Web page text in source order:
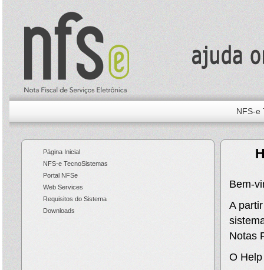
NFS-e
Página Inicial
NFS-e TecnoSistemas
Portal NFSe
Web Services
Requisitos do Sistema
Downloads
Bem-
A
Notas
O